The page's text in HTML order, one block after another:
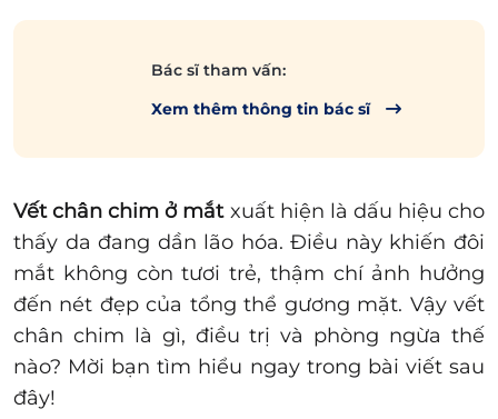
Bác sĩ tham vấn:
Xem thêm thông tin bác sĩ
Vết chân chim ở mắtxuất hiện là dấu hiệu cho
thấy da đang dần lão hóa. Điều này khiến đôi
mắt không còn tươi trẻ, thậm chí ảnh hưởng
đến nét đẹp của tổng thể gương mặt. Vậyvết
chân chim là gì, điều trị và phòng ngừa thế
nào? Mời bạn tìm hiểu ngaytrong bài viết sau
đây!